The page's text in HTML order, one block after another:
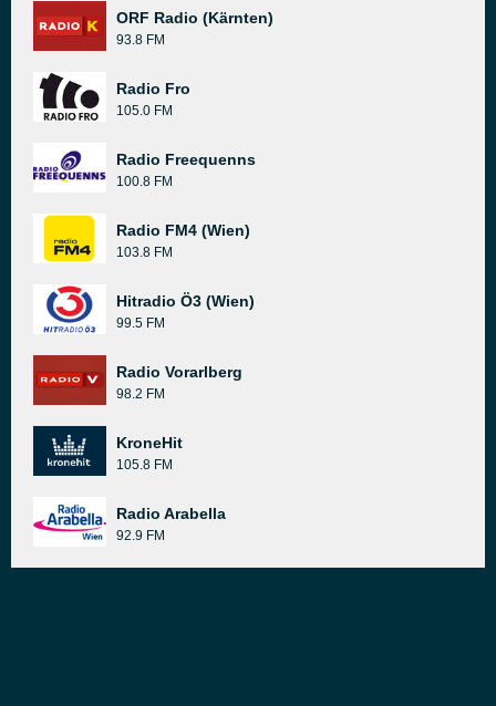
ORF Radio (Kärnten)
93.8 FM
Radio Fro
105.0 FM
Radio Freequenns
100.8 FM
Radio FM4 (Wien)
103.8 FM
Hitradio Ö3 (Wien)
99.5 FM
Radio Vorarlberg
98.2 FM
KroneHit
105.8 FM
Radio Arabella
92.9 FM